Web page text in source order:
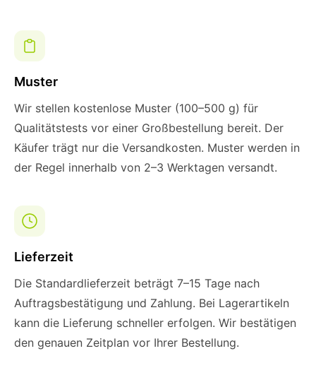
Muster
Wir stellen kostenlose Muster (100–500 g) für
Qualitätstests vor einer Großbestellung bereit. Der
Käufer trägt nur die Versandkosten. Muster werden in
der Regel innerhalb von 2–3 Werktagen versandt.
Lieferzeit
Die Standardlieferzeit beträgt 7–15 Tage nach
Auftragsbestätigung und Zahlung. Bei Lagerartikeln
kann die Lieferung schneller erfolgen. Wir bestätigen
den genauen Zeitplan vor Ihrer Bestellung.